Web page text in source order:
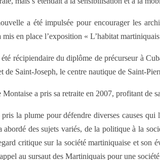
a été impulsée pour encourager les
en place l’exposition « L’habitat
récipiendaire du diplôme de précurseur à
Saint-Joseph, le centre nautique de Saint-
a pris sa retraite en 2007, profitant de
la plume pour défendre diverses causes qui
des sujets variés, de la politique à la
critique sur la société martiniquaise et son
au sursaut des Martiniquais pour une